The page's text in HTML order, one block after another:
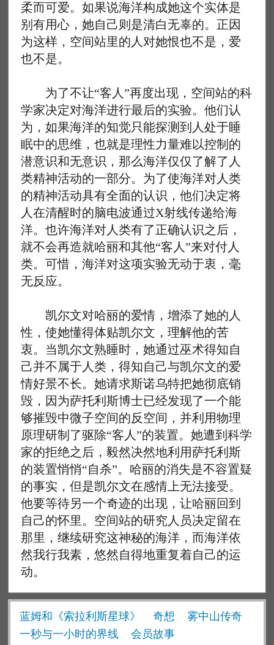
柔而可爱。如果说海洋构成她这个实体是
别有用心，她自己则是清白无辜的。正因
为这样，空间站里的人对她恨也不是，爱
也不是。
为了不让“客人”再度出现，空间站的科
学家决定对海洋进行最后的实验。他们认
为，如果海洋的知觉只能探测到人处于睡
眠中的思维，也就是理性力量难以控制的
潜意识和无意识，那么海洋仅仅了解了人
类精神活动的一部分。为了使海洋对人类
的精神活动具有全面的认识，他们决定将
人在清醒时的脑电波通过X射线传递给海
洋。也许海洋对人类有了正确认识之后，
就不会再造就哈丽和其他“客人”来对付人
类。可惜，海洋对这项实验无动于衷，毫
无反应。
凯尔文对哈丽的爱情，增添了她的人
性，使她懂得体贴凯尔文，理解他的苦
衷。当凯尔文熟睡时，她通过巫术得知自
己并不属于人类，得知自己与凯尔文的爱
情好景不长。她请求斯诺乌特把她彻底销
毁，因为萨托利斯博士已经发现了一个能
够摧毁中微子空间的反空间，并利用物理
原理研制了驱除“客人”的装置。她遭到科学
家的拒绝之后，毅然决然地利用萨托利斯
的装置悄悄“自杀”。哈丽的消失是不容置疑
的事实，但是凯尔文在感情上无法接受。
他要等待另一个奇迹的出现，让哈丽回到
自己的怀里。空间站的研究人员决定留在
那里，继续研究这神秘的海洋，而海洋依
然我行我素，悠然自得地重复着自己的运
动。
蓝姆和《索拉利斯星球》 奇想
雾中山传奇
一秒与一小时的界线
会员故事